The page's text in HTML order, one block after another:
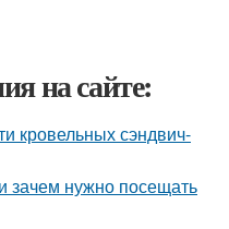
на сайте:
кровельных сэндвич-
зачем нужно посещать